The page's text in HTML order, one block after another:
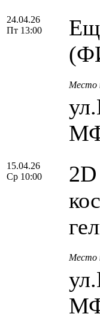
24.04.26
Пт 13:00
Место
15.04.26
Ср 10:00
Место